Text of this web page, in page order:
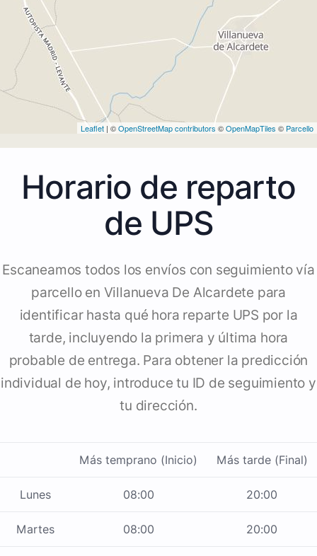
Leaflet | ©OpenStreetMap contributors ©OpenMapTiles © Parcello
Horario de reparto
de UPS
Escaneamos todos los envíos con seguimiento vía
parcello en Villanueva De Alcardete para
identificar hasta qué hora reparte UPS por la
tarde, incluyendo la primera y última hora
probable de entrega. Para obtener la predicción
individual de hoy, introduce tu ID de seguimiento y
tu dirección.
Más temprano (Inicio) Más tarde (Final)
Lunes 08:00 20:00
Martes 08:00 20:00